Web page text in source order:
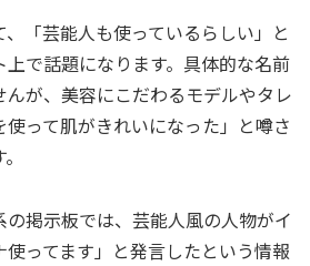
「芸能人も使っているらしい」と
で話題になります。具体的な名前
が、美容にこだわるモデルやタレ
って肌がきれいになった」と噂さ
掲示板では、芸能人風の人物がイ
ってます」と発言したという情報